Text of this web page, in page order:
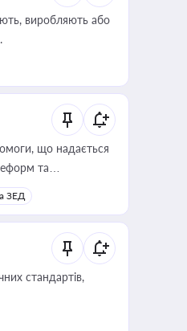
виробляють або
що надається
та
ЗЕД
стандартів,